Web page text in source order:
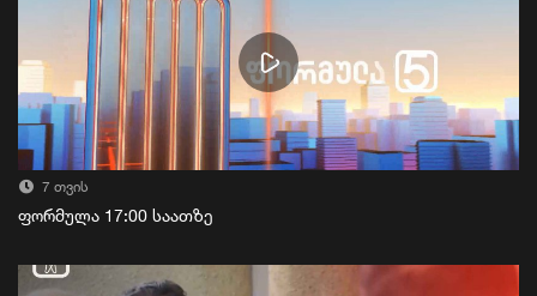
7 თვის
ფორმულა 17:00 საათზე